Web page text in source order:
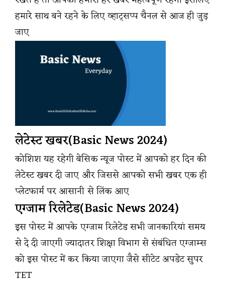
हमारे साथ बने रहने के लिए व्हाट्सप्प चैनल से आज ही जुड़
जाए
लेटेस्ट खबर(Basic News 2024)
कोशिश यह रहेगी बेसिक न्यूज पोस्ट में आपको हर दिन की
लेटेस्ट खबर दी जाए और जिससे आपको सभी खबर एक ही
प्लेटफार्म पर आसानी से लिंक आए
एग्जाम रिलेटेड(Basic News 2024)
इस पोस्ट में आपके एग्जाम रिलेटेड सभी जानकारियां समय
से दे दी जाएगी ज्यादातर शिक्षा विभाग से संबंधित एग्जाम्स
को इस पोस्ट में कर किया जाएगा जैसे सीटेट अपडेट सुपर
TET